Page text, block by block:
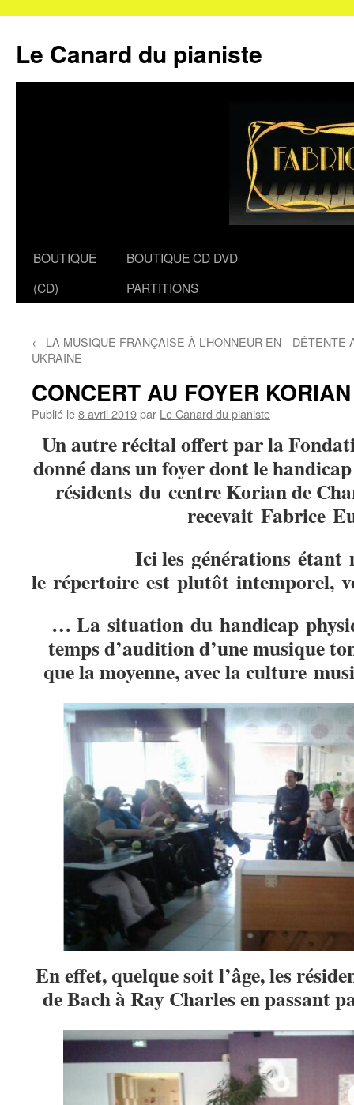
Le Canard du pianiste
Aller
BOUTIQUE
(CD)
BOUTIQUE CD DVD
PARTITIONS
← LA MUSIQUE FRANÇAISE À L’HONNEUR EN
UKRAINE
DÉTENTE
CONCERT AU FOYER KORIAN
Publié le8 avril 2019par Le Canard du pianiste
Un autre récital offert par la
donné dans un foyer dont le
résidents du centre Korian de
recevait Fabrice
Ici les générations étant
le répertoire est plutôt intemporel,
… La situation du handicap
temps d’audition d’une musique
que la moyenne, avec la culture
En effet, quelque soit l’âge, les
de Bach à Ray Charles en passant